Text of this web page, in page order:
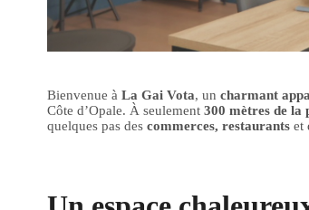
Bienvenue à La Gai Vota, un charmant
Côte d’Opale. À seulement 300 mètres de la
quelques pas des commerces, restaurants et